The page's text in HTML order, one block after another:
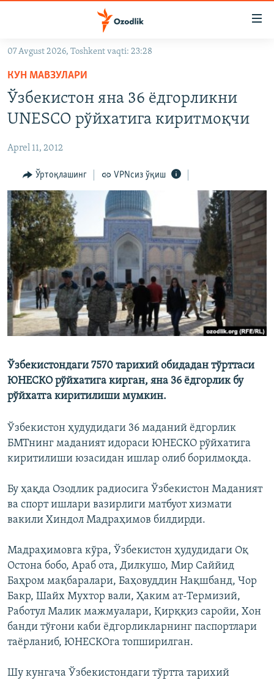
Асосий
навигацияга
ўтинг
Қидиришга
OZODVIDEO
На русском
ИЖТИМОИЙ ТАРМОҚЛАР
Озодлик бошқа тилларда
07 Avgust 2026, Toshkent vaqti: 23:28
КУН МАВЗУЛАРИ
Ўзбекистон яна 36 ëдгорликни
UNESCO рўйхатига киритмоқчи
Aprel 11, 2012
Ўртоқлашинг VPNсиз ўқиш
Ўзбекистондаги 7570 тарихий обидадан тўрттаси
ЮНЕСКО рўйхатига кирган, яна 36 ëдгорлик бу
рўйхатга киритилиши мумкин.
Ўзбекистон ҳудудидаги 36 маданий ëдгорлик
БМТнинг маданият идораси ЮНЕСКО рўйхатига
киритилиши юзасидан ишлар олиб борилмоқда.
Бу ҳақда Озодлик радиосига Ўзбекистон Маданият
ва спорт ишлари вазирлиги матбуот хизмати
вакили Хиндол Мадраҳимов билдирди.
Мадраҳимовга кўра, Ўзбекистон ҳудудидаги Оқ
Остона бобо, Араб ота, Дилкушо, Мир Саййид
Баҳром мақбаралари, Баҳовуддин Нақшбанд, Чор
Бакр, Шайх Мухтор вали, Ҳаким ат-Термизий,
Работул Малик мажмуалари, Қирққиз саройи, Хон
банди тўғони каби ëдгорликларнинг паспортлари
таëрланиб, ЮНЕСКОга топширилган.
Шу кунгача Ўзбекистондаги тўртта тарихий